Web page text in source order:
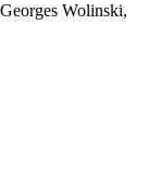
Wolinski,